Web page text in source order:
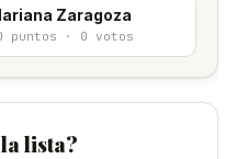
Zaragoza
puntos · 0 votos
lista?